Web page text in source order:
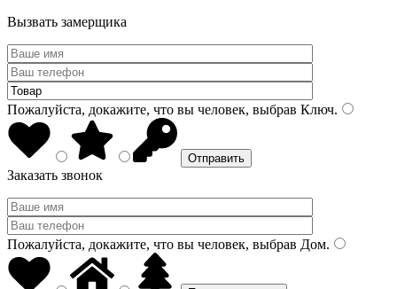
Вызвать замерщика
Пожалуйста, докажите, что вы человек, выбрав Ключ.
Заказать звонок
Пожалуйста, докажите, что вы человек, выбрав Дом.